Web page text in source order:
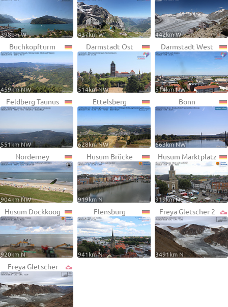
398km W 437km W 442km W
Buchkopfturm
459km NW
Darmstadt Ost
514km NW
Darmstadt West
514km NW
Feldberg Taunus
551km NW
Ettelsberg
628km NW
Bonn
663km NW
Norderney
904km NW
Husum Brücke
919km N
Husum Marktplatz
919km N
Husum Dockkoog
920km N
Flensburg
941km N
Freya Gletscher 2
3491km N
Freya Gletscher